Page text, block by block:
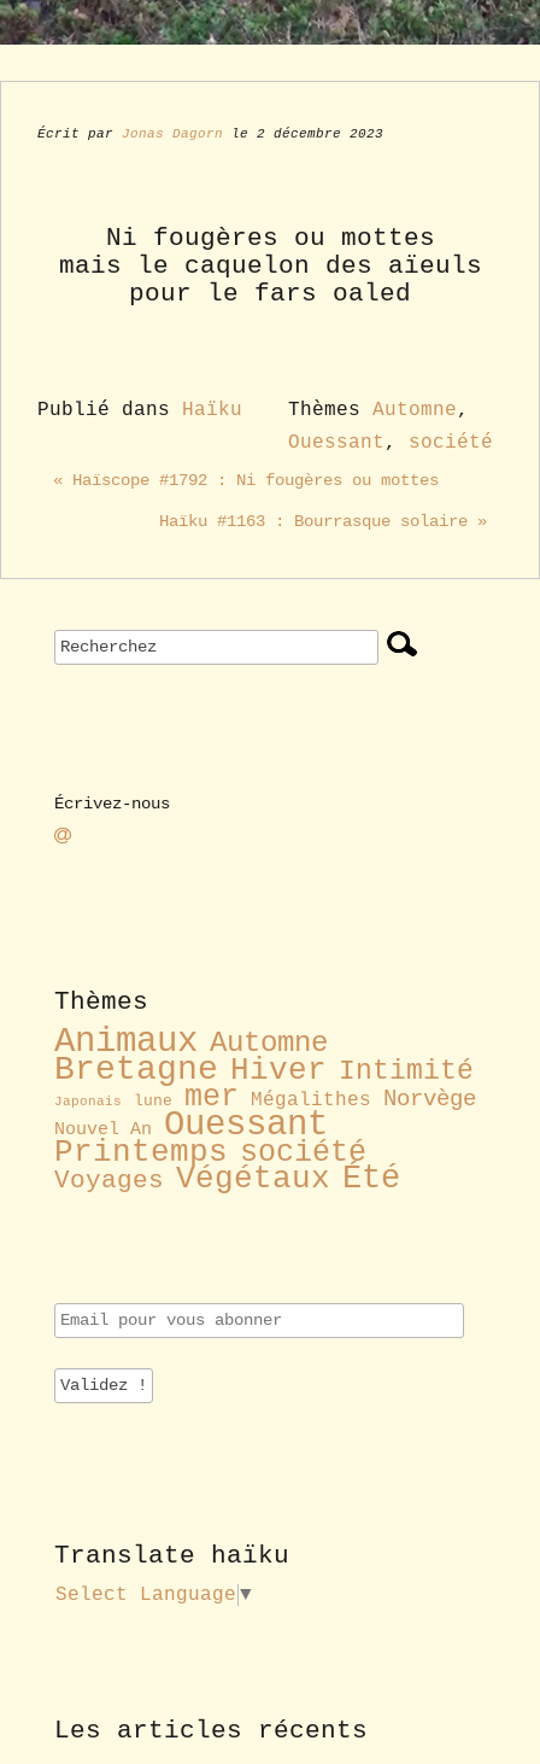
Écrit par Jonas Dagorn le 2 décembre 2023
Ni fougères ou mottes
mais le caquelon des aïeuls
pour le fars oaled
Publié dans Haïku Thèmes Automne,
Ouessant , société
« Haïscope #1792 : Ni fougères ou mottes
Haïku #1163 : Bourrasque solaire »
Écrivez-nous
Thèmes
Animaux Automne
Bretagne Hiver Intimité
Japonais lune mer Mégalithes Norvège
Nouvel An Ouessant
Printemps société
Voyages Végétaux Été
E
m
i
l
o
u
s
e
Translate haïku
Select Language ▼
Les articles récents